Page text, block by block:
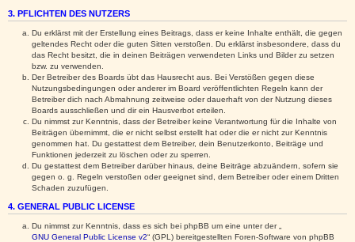
3. PFLICHTEN DES NUTZERS
Du erklärst mit der Erstellung eines Beitrags, dass er keine Inhalte enthält, die gegen
geltendes Recht oder die guten Sitten verstoßen. Du erklärst insbesondere, dass du
das Recht besitzt, die in deinen Beiträgen verwendeten Links und Bilder zu setzen
bzw. zu verwenden.
Der Betreiber des Boards übt das Hausrecht aus. Bei Verstößen gegen diese
Nutzungsbedingungen oder anderer im Board veröffentlichten Regeln kann der
Betreiber dich nach Abmahnung zeitweise oder dauerhaft von der Nutzung dieses
Boards ausschließen und dir ein Hausverbot erteilen.
Du nimmst zur Kenntnis, dass der Betreiber keine Verantwortung für die Inhalte von
Beiträgen übernimmt, die er nicht selbst erstellt hat oder die er nicht zur Kenntnis
genommen hat. Du gestattest dem Betreiber, dein Benutzerkonto, Beiträge und
Funktionen jederzeit zu löschen oder zu sperren.
Du gestattest dem Betreiber darüber hinaus, deine Beiträge abzuändern, sofern sie
gegen o. g. Regeln verstoßen oder geeignet sind, dem Betreiber oder einem Dritten
Schaden zuzufügen.
4. GENERAL PUBLIC LICENSE
Du nimmst zur Kenntnis, dass es sich bei phpBB um eine unter der „
GNU General Public License v2“ (GPL) bereitgestellten Foren-Software von phpBB